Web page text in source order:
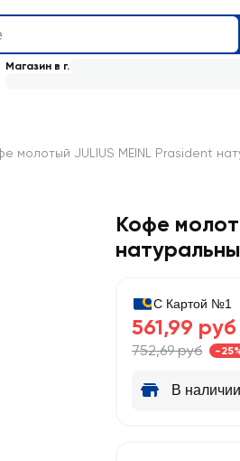
Магазин в г.
молотый JULIUS MEINL Prasident
Кофе
С Картой №1
561,99
752,69 руб -
В